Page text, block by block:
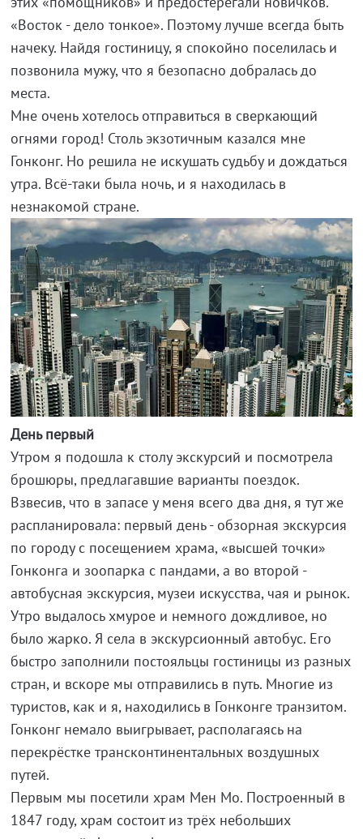
«Восток - дело тонкое». Поэтому лучше всегда быть
начеку. Найдя гостиницу, я спокойно поселилась и
позвонила мужу, что я безопасно добралась до
места.
Мне очень хотелось отправиться в сверкающий
огнями город! Столь экзотичным казался мне
Гонконг. Но решила не искушать судьбу и дождаться
утра. Всё-таки была ночь, и я находилась в
незнакомой стране.
День первый
Утром я подошла к столу экскурсий и посмотрела
брошюры, предлагавшие варианты поездок.
Взвесив, что в запасе у меня всего два дня, я тут же
распланировала: первый день - обзорная экскурсия
по городу с посещением храма, «высшей точки»
Гонконга и зоопарка с пандами, а во второй -
автобусная экскурсия, музеи искусства, чая и рынок.
Утро выдалось хмурое и немного дождливое, но
было жарко. Я села в экскурсионный автобус. Его
быстро заполнили постояльцы гостиницы из разных
стран, и вскоре мы отправились в путь. Многие из
туристов, как и я, находились в Гонконге транзитом.
Гонконг немало выигрывает, располагаясь на
перекрёстке трансконтинентальных воздушных
путей.
Первым мы посетили храм Мен Мо. Построенный в
1847 году, храм состоит из трёх небольших